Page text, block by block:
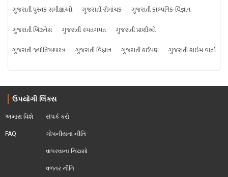
ગુજરાતી પુસ્તક સમીક્ષાઓ
ગુજરાતી રોમાંચક
ગુજરાતી કાલ્પનિક-વિજ્ઞાન
ગુજરાતી બિઝનેસ
ગુજરાતી રમતગમત
ગુજરાતી પ્રાણીઓ
ગુજરાતી જ્યોતિષશાસ્ત્ર
ગુજરાતી વિજ્ઞાન ગુજરાતી કંઈપણ ગુજરાતી ક્રાઇમ વાર્તા
ઉપયોગી લિંક્સ
અમારા વિશે
FAQ
સંપર્ક કરો
ગોપનીયતા નીતિ
વાપરવાના નિયમો
વળતર નીતિ